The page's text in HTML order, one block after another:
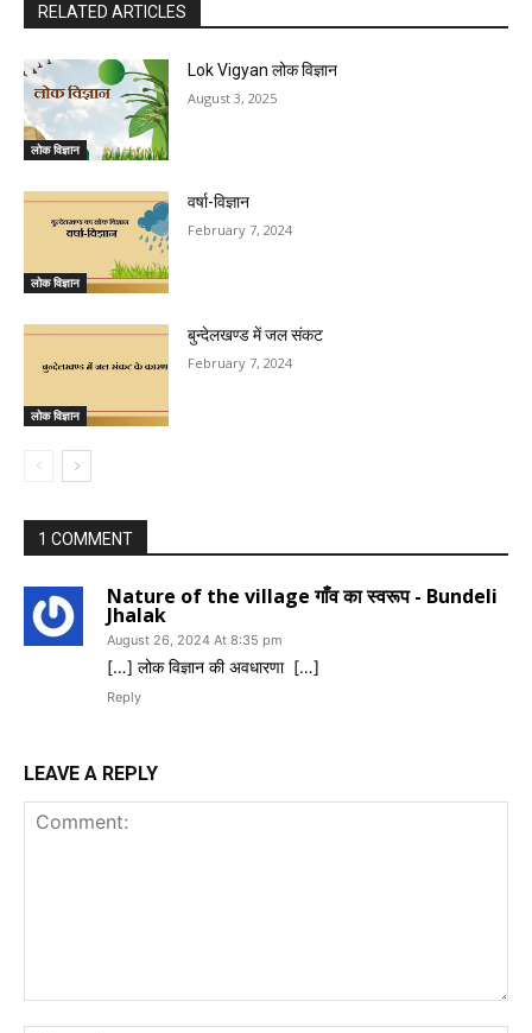
RELATED ARTICLES
लोक विज्ञान
Lok Vigyan लोक विज्ञान
August 3, 2025
लोक विज्ञान
वर्षा-विज्ञान
February 7, 2024
लोक विज्ञान
बुन्देलखण्ड में जल संकट
February 7, 2024
1 COMMENT
Nature of the village गाँव का स्वरूप - Bundeli
Jhalak
August 26, 2024 At 8:35 pm
[…] लोक विज्ञान की अवधारणा […]
Reply
LEAVE A REPLY